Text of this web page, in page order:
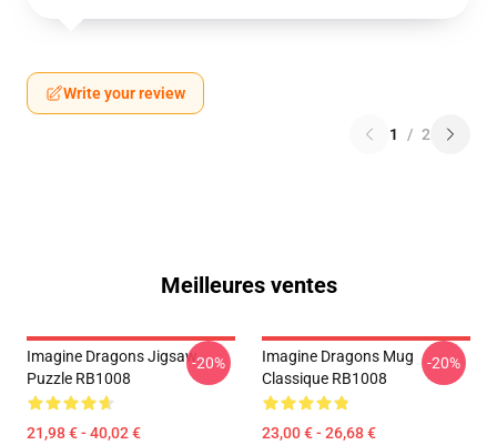
Write your review
1 / 2
Meilleures ventes
Imagine Dragons Jigsaw
Puzzle RB1008
21,98 € - 40,02 €
-20%
Imagine Dragons Mug
Classique RB1008
23,00 € - 26,68 €
-20%